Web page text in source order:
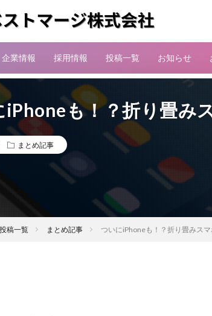
企業情報 採用情報 投稿一覧 お知らせ
iPhoneも！？折り畳み
まとめ記事
投稿一覧 まとめ記事 ついにiPhoneも！？折り畳みス